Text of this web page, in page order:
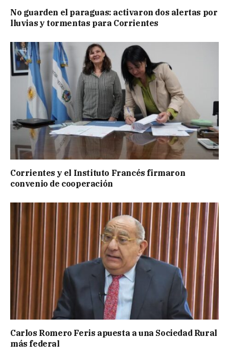
No guarden el paraguas: activaron dos alertas por
lluvias y tormentas para Corrientes
Corrientes y el Instituto Francés firmaron
convenio de cooperación
Carlos Romero Feris apuesta a una Sociedad Rural
más federal